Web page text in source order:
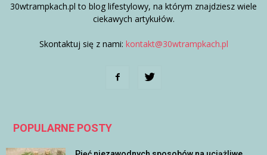
30wtrampkach.pl to blog lifestylowy, na którym znajdziesz wiele
ciekawych artykułów.
Skontaktuj się z nami: kontakt@30wtrampkach.pl
POPULARNE POSTY